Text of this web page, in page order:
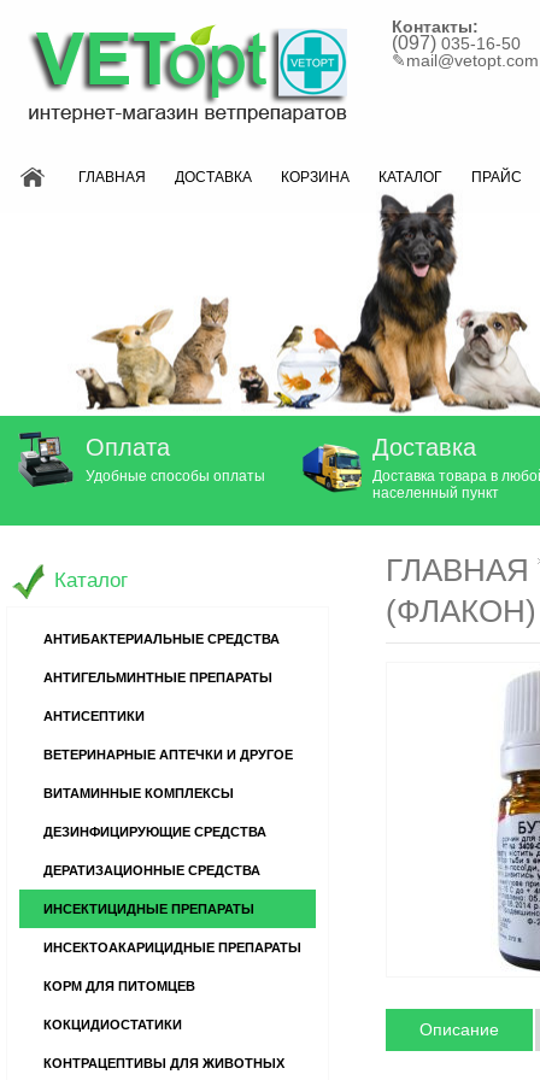
Контакты:
(097) 035-16-50
✎mail@vetopt.com
ГЛАВНАЯ ДОСТАВКА КОРЗИНА КАТАЛОГ ПРАЙС
Оплата
Удобные способы оплаты
Доставка
Доставка товара в
населенный пункт
ГЛАВНАЯ
Описание
Каталог
АНТИБАКТЕРИАЛЬНЫЕ СРЕДСТВА
АНТИГЕЛЬМИНТНЫЕ ПРЕПАРАТЫ
АНТИСЕПТИКИ
ВЕТЕРИНАРНЫЕ АПТЕЧКИ И ДРУГОЕ
ВИТАМИННЫЕ КОМПЛЕКСЫ
ДЕЗИНФИЦИРУЮЩИЕ СРЕДСТВА
ДЕРАТИЗАЦИОННЫЕ СРЕДСТВА
ИНСЕКТИЦИДНЫЕ ПРЕПАРАТЫ
ИНСЕКТОАКАРИЦИДНЫЕ ПРЕПАРАТЫ
КОРМ ДЛЯ ПИТОМЦЕВ
КОКЦИДИОСТАТИКИ
КОНТРАЦЕПТИВЫ ДЛЯ ЖИВОТНЫХ